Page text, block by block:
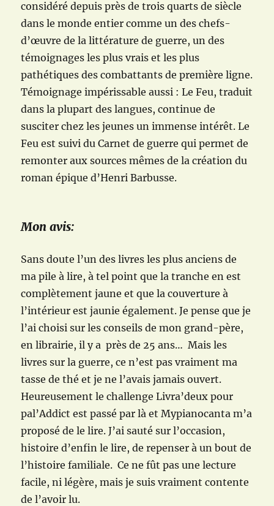
considéré depuis près de trois quarts de siècle
dans le monde entier comme un des chefs-
d’œuvre de la littérature de guerre, un des
témoignages les plus vrais et les plus
pathétiques des combattants de première ligne.
Témoignage impérissable aussi : Le Feu, traduit
dans la plupart des langues, continue de
susciter chez les jeunes un immense intérêt. Le
Feu est suivi du Carnet de guerre qui permet de
remonter aux sources mêmes de la création du
roman épique d’Henri Barbusse.
Mon avis:
Sans doute l’un des livres les plus anciens de
ma pile à lire, à tel point que la tranche en est
complètement jaune et que la couverture à
l’intérieur est jaunie également. Je pense que je
l’ai choisi sur les conseils de mon grand-père,
en librairie, il y a près de 25 ans… Mais les
livres sur la guerre, ce n’est pas vraiment ma
tasse de thé et je ne l’avais jamais ouvert.
Heureusement le challenge Livra’deux pour
pal’Addict est passé par là et Mypianocanta m’a
proposé de le lire. J’ai sauté sur l’occasion,
histoire d’enfin le lire, de repenser à un bout de
l’histoire familiale. Ce ne fût pas une lecture
facile, ni légère, mais je suis vraiment contente
de l’avoir lu.